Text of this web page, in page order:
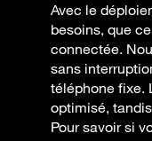
Avec le
besoins, que
connectée.
sans
téléphone fixe.
optimisé,
Pour savoir si